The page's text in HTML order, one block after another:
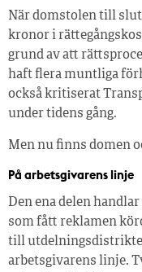
När domstolen till slut
kronor i
grund av att
haft flera muntliga
också kritiserat
under tidens gång.
Men nu finns domen
På arbetsgivarens linje
Den ena delen
som fått reklamen
till
arbetsgivarens linje.